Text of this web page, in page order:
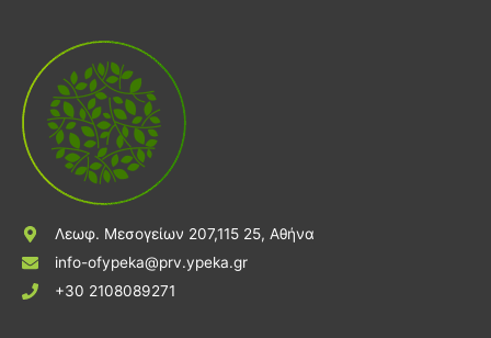
Λεωφ. Μεσογείων 207,115 25, Αθήνα
info-ofypeka@prv.ypeka.gr
+30 2108089271